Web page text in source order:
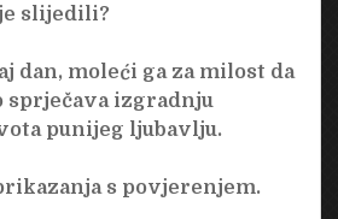
slijedili?
dan, moleći ga za milost da
sprječava izgradnju
punijeg ljubavlju.
s povjerenjem.